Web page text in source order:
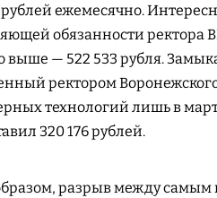
рублей ежемесячно.
обязанности ректора
выше — 522 533 рубля.
ректором
технологий лишь в
320 176 рублей.
разрыв между